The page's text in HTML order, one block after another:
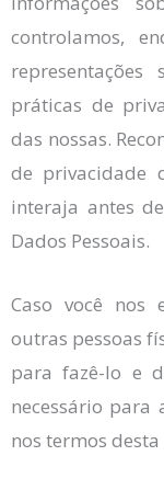
controlamos,
práticas de
das nossas.
de privacidade
interaja antes
Dados Pessoais.
Caso você nos
outras pessoas
para fazê-lo e
necessário para
nos termos